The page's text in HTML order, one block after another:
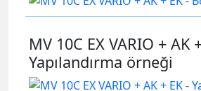
MV 10C EX VARIO + AK
Yapılandırma örneği